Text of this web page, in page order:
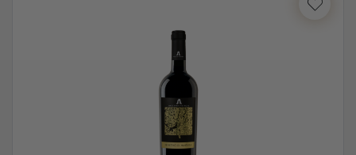
un vin care nu fermentează după îmbuteliere și care se
consumă de regulă, în primii 3 ani. Are un conținut
scăzut de alcool, astfel că este preferat atât de bărbați,
Se bea în pahare cu pereți înalți, subțiri, rece,
temperatura ideală de servire fiind 2-3 grade C. Am
putea spune despre Prosecco că este un vin băut de